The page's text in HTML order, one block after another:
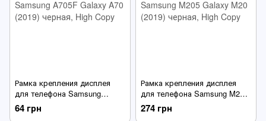
Рамка крепления дисплея
для телефона Samsung
A705F Galaxy A70 (2019)
черная
64 грн
Рамка крепления дисплея
для телефона Samsung M205
Galaxy M20 (2019) черная
274 грн